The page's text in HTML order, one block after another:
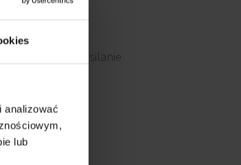
analizować
lub
Awaryjne zasilanie